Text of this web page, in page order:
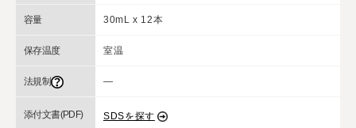
容量 30mL x 12本
保存温度 室温
法規制 ―
添付文書(PDF) SDSを探す